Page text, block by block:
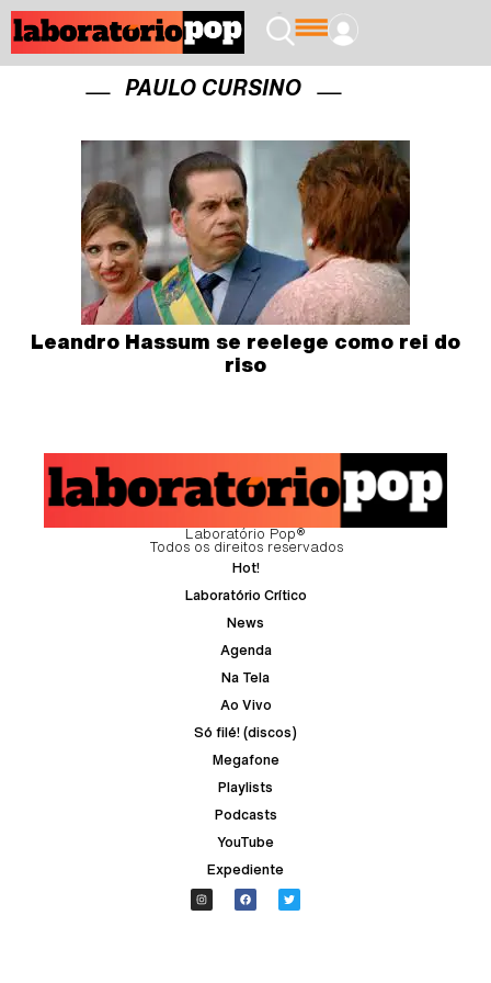
PAULO CURSINO
Leandro Hassum se reelege como rei do
riso
Laboratório Pop®
Todos os direitos reservados
Hot!
Laboratório Crítico
News
Agenda
Na Tela
Ao Vivo
Só filé! (discos)
Megafone
Playlists
Podcasts
YouTube
Expediente